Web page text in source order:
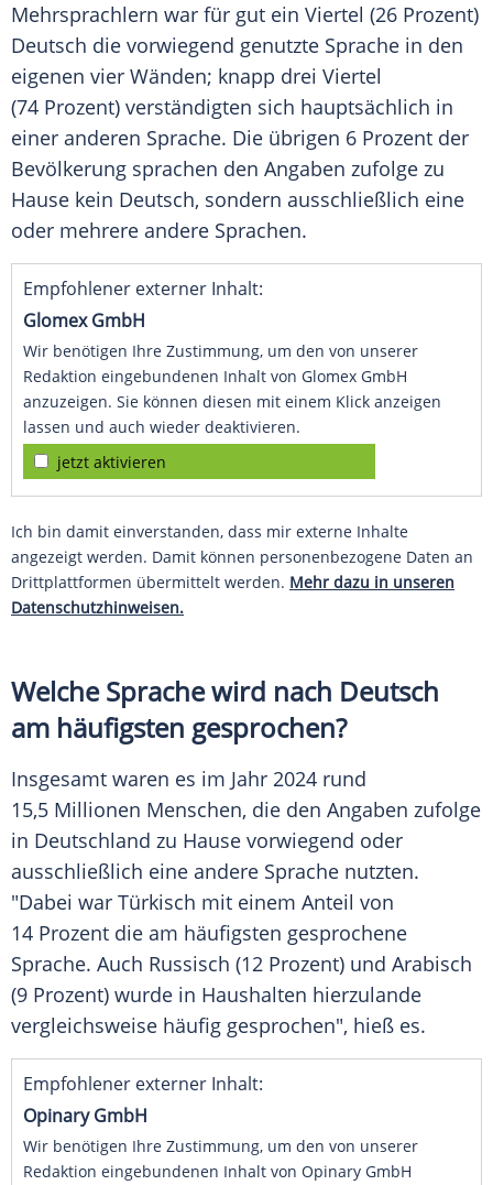
Mehrsprachlern war für gut ein Viertel (26 Prozent)
Deutsch die vorwiegend genutzte Sprache in den
eigenen vier Wänden; knapp drei Viertel
(74 Prozent) verständigten sich hauptsächlich in
einer anderen Sprache. Die übrigen 6 Prozent der
Bevölkerung sprachen den Angaben zufolge zu
Hause kein Deutsch, sondern ausschließlich eine
oder mehrere andere Sprachen.
Empfohlener externer Inhalt:
Glomex GmbH
Wir benötigen Ihre Zustimmung, um den von unserer
Redaktion eingebundenen Inhalt von Glomex GmbH
anzuzeigen. Sie können diesen mit einem Klick anzeigen
lassen und auch wieder deaktivieren.
jetzt aktivieren
Ich bin damit einverstanden, dass mir externe Inhalte
angezeigt werden. Damit können personenbezogene Daten an
Drittplattformen übermittelt werden. Mehr dazu in unseren
Datenschutzhinweisen.
Welche Sprache wird nach Deutsch
am häufigsten gesprochen?
Insgesamt waren es im Jahr 2024 rund
15,5 Millionen Menschen, die den Angaben zufolge
in Deutschland zu Hause vorwiegend oder
ausschließlich eine andere Sprache nutzten.
"Dabei war Türkisch mit einem Anteil von
14 Prozent die am häufigsten gesprochene
Sprache. Auch Russisch (12 Prozent) und Arabisch
(9 Prozent) wurde in Haushalten hierzulande
vergleichsweise häufig gesprochen", hieß es.
Empfohlener externer Inhalt:
Opinary GmbH
Wir benötigen Ihre Zustimmung, um den von unserer
Redaktion eingebundenen Inhalt von Opinary GmbH